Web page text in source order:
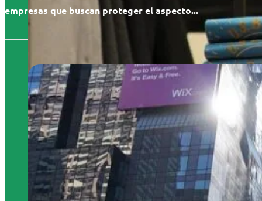
empresas que buscan proteger el aspecto...